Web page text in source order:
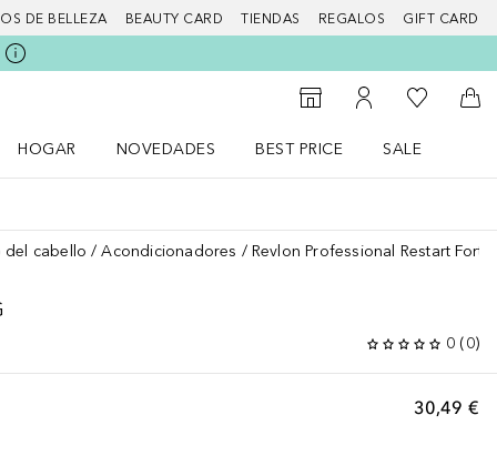
DE BELLEZA BEAUTY CARD TIENDAS REGALOS GIFT CARD
Al Storefinder
Mi cuenta
Mi lista de
A
HOGAR
NOVEDADES
BEST PRICE
SALE
del cabello Acondicionadores Revlon Professional Restart
0 (0)
30,49 €